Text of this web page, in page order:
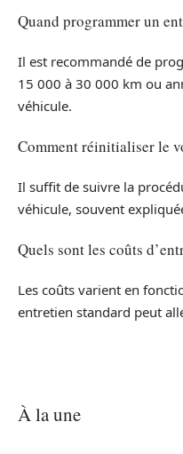
Quand programmer un
Il est recommandé de
15 000 à 30 000 km ou
véhicule.
Comment réinitialiser le
Il suffit de suivre la
véhicule, souvent
Quels sont les coûts
Les coûts varient en
entretien standard peut
À la une